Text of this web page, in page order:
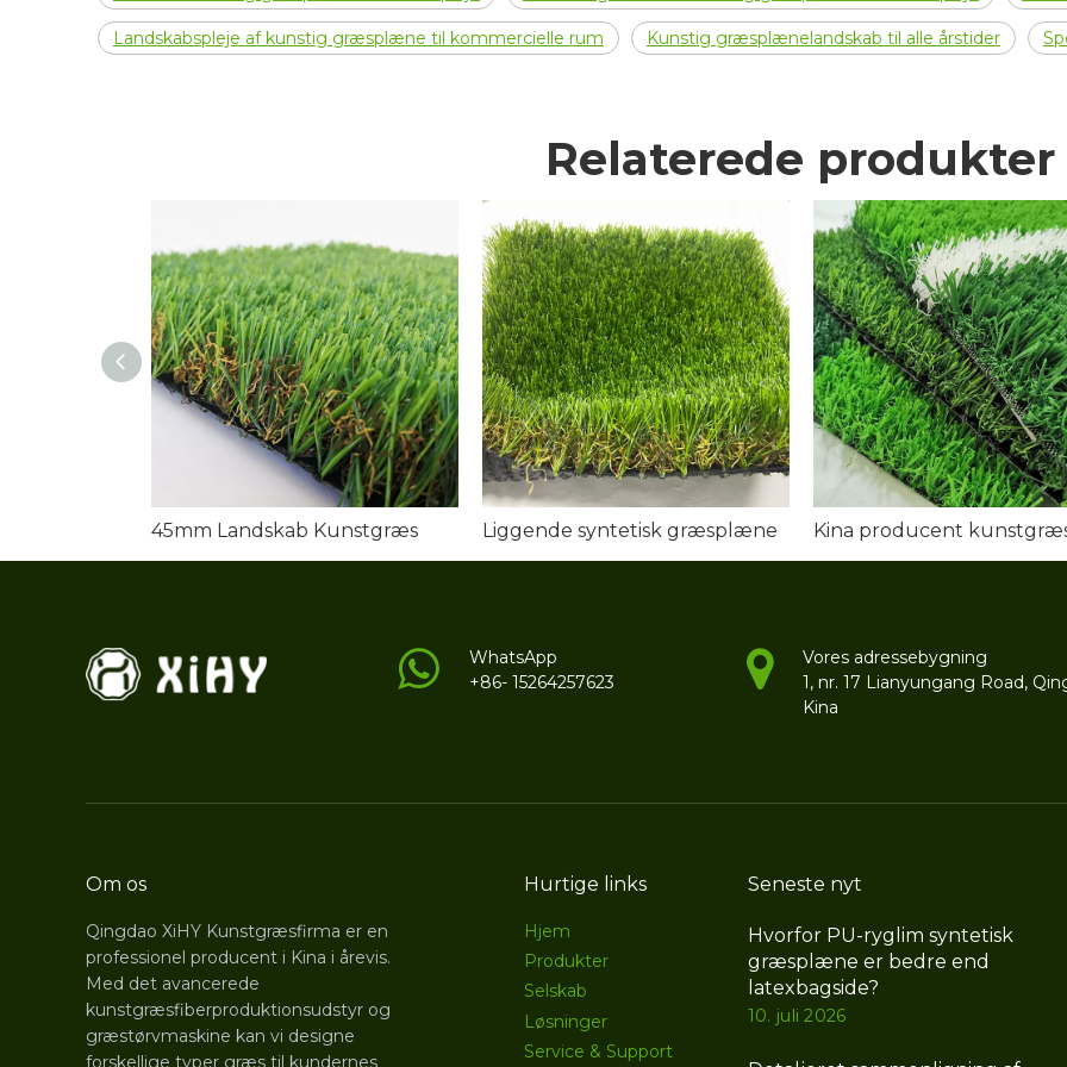
Landskabspleje af kunstig græsplæne til kommercielle rum Kunstig græsplænelandskab til alle årstider
Relaterede produkter
45mm Landskab Kunstgræs Liggende syntetisk græsplæne
WhatsApp
+86- 15264257623
Vores adressebygning
1, nr. 17 Lianyungang Road,
Kina
Om os
Qingdao XiHY Kunstgræsfirma er en
professionel producent i Kina i årevis.
Med det avancerede
kunstgræsfiberproduktionsudstyr og
græstørvmaskine kan vi designe
forskellige typer græs til kundernes
Hurtige links
Hjem
Produkter
Selskab
Løsninger
Service & Support
Seneste nyt
Hvorfor PU-ryglim syntetisk
græsplæne er bedre end
latexbagside?
10. juli 2026